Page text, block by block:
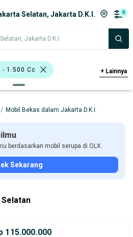
Selatan, Jakarta D.K.I. 6
Jakarta D.K.I.
- 1.500 Cc
Merah
Toyota Avanza
+ Lainnya
/ Mobil Bekas dalam Jakarta D.K.I.
berdasarkan mobil serupa di OLX.
Sekarang
115.000.000